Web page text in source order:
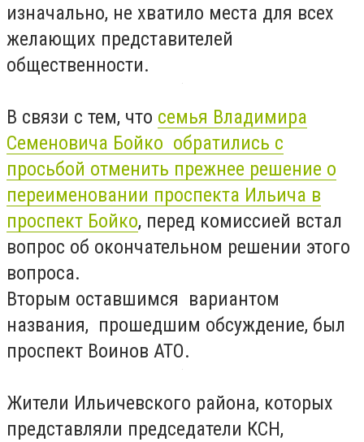
изначально, не хватило места для всех
желающих представителей
общественности.
В связи с тем, что семья Владимира
Семеновича Бойко обратились с
просьбой отменить прежнее решение о
переименовании проспекта Ильича в
проспект Бойко, перед комиссией встал
вопрос об окончательном решении этого
вопроса.
Вторым оставшимся вариантом
названия, прошедшим обсуждение, был
проспект Воинов АТО.
Жители Ильичевского района, которых
представляли председатели КСН,